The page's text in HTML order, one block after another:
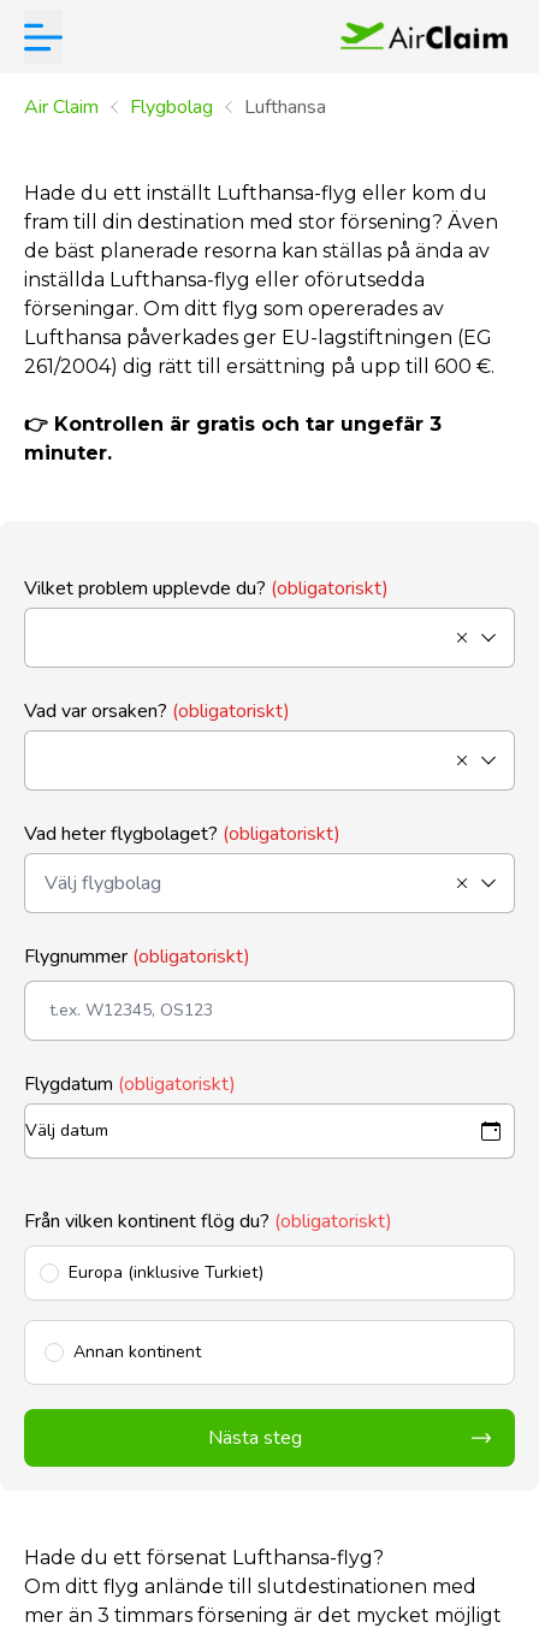
Air Claim Flygbolag Lufthansa
Hade du ett inställt Lufthansa-flyg eller kom du
fram till din destination med stor försening? Även
de bäst planerade resorna kan ställas på ända av
inställda Lufthansa-flyg eller oförutsedda
förseningar. Om ditt flyg som opererades av
Lufthansa påverkades ger EU-lagstiftningen (EG
261/2004) dig rätt till ersättning på upp till 600 €.
👉 Kontrollen är gratis och tar ungefär 3
minuter.
Vilket problem upplevde du? (obligatoriskt)
Vad var orsaken? (obligatoriskt)
Vad heter flygbolaget? (obligatoriskt)
Flygnummer (obligatoriskt)
Flygdatum (obligatoriskt)
Från vilken kontinent flög du? (obligatoriskt)
Europa (inklusive Turkiet)
Annan kontinent
Nästa steg
Hade du ett försenat Lufthansa-flyg?
Om ditt flyg anlände till slutdestinationen med
mer än 3 timmars försening är det mycket möjligt